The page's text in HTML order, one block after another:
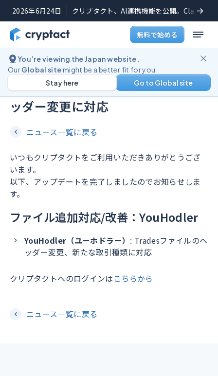
2026年6月24日 クリプタクト、AI連携機能を公開。Claude
無料で始める
You’re viewing the Japan website.
OurGlobal sitemight be a better fit for you.
Go to Global site
Stay here
機能アップデート
YouHodlerのTradesファイルのヘ
ッダー変更に対応
ニュース一覧に戻る
いつもクリプタクトをご利用いただきありがとうござ
います。
以下、アップデートを完了しましたのでお知らせしま
す。
ファイル追加対応/改善：YouHodler
YouHodler（ユーホドラー） : Tradesファイルのヘ
ッダー変更、新たな取引種類に対応
クリプタクトへのログインは こちらから
ニュース一覧に戻る